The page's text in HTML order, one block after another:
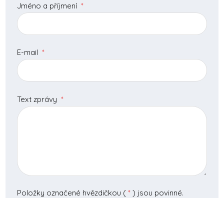
Jméno a příjmení *
E-mail *
Text zprávy *
Položky označené hvězdičkou ( * ) jsou povinné.